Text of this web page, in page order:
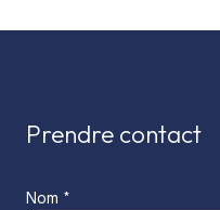
prendre contact
Nom *